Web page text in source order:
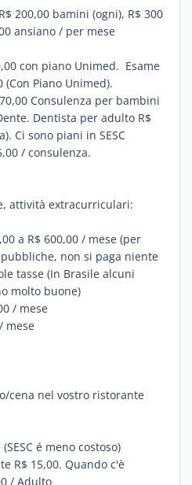
200,00 bamini (ogni), R$ 300
ansiano / per mese
con piano Unimed. Esame
(Con Piano Unimed).
Consulenza per bambini
Dentista per adulto R$
Ci sono piani in SESC
/ consulenza.
attività extracurriculari:
a R$ 600,00 / mese (per
non si paga niente
tasse (In Brasile alcuni
molto buone)
/ mese
mese
cena nel vostro ristorante
é meno costoso)
R$ 15,00. Quando c'è
/ Adulto